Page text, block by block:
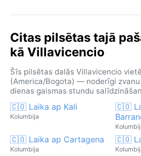
Citas pilsētas tajā
kā Villavicencio
Šīs pilsētas dalās Villavicencio
(America/Bogota) — noderīgi
dienas gaismas stundu
🇨🇴 Laika ap Kali
Kolumbija
🇨🇴
🇨🇴 Laika ap Cartagena
Kolumbija
🇨🇴